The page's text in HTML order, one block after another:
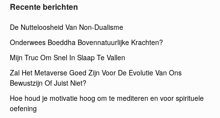
Recente berichten
De Nutteloosheid Van Non-Dualisme
Onderwees Boeddha Bovennatuurlijke Krachten?
Mijn Truc Om Snel In Slaap Te Vallen
Zal Het Metaverse Goed Zijn Voor De Evolutie Van Ons
Bewustzijn Of Juist Niet?
Hoe houd je motivatie hoog om te mediteren en voor spirituele
oefening